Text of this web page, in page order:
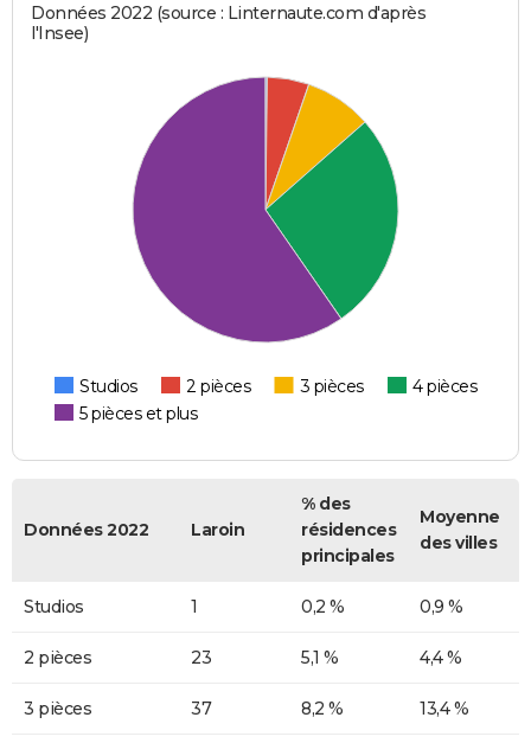
Données 2022 (source : Linternaute.com d'après
l'Insee)
Studios 2 pièces 3 pièces
4 pièces
5 pièces et plus
Données 2022 Laroin
% des
résidences
principales
Moyenne
des villes
Studios 1 0,2 % 0,9 %
2 pièces 23 5,1 % 4,4 %
3 pièces 37 8,2 % 13,4 %